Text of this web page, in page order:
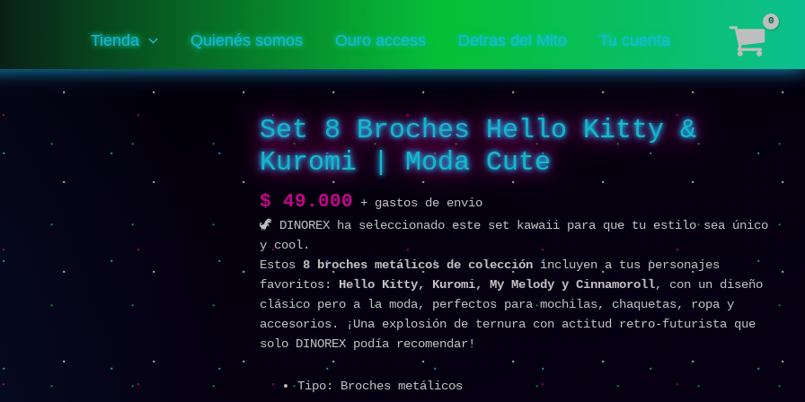
Tienda Quienés somos Ouro access Detras del Mito Tu cuenta
Set 8 Broches Hello Kitty &
Kuromi | Moda Cute
$ 49.000 + gastos de envio
🦖 DINOREX ha seleccionado este set kawaii para que tu estilo sea único
y cool.
Estos 8 broches metálicos de colecciónincluyen a tus personajes
favoritos: Hello Kitty, Kuromi, My Melody y Cinnamoroll, con un diseño
clásico pero a la moda, perfectos para mochilas, chaquetas, ropa y
accesorios. ¡Una explosión de ternura con actitud retro-futurista que
solo DINOREX podía recomendar!
Tipo: Broches metálicos
Set
8
Broches
Kitty
&
Kuromi
|
Moda
Cute
cantidad
Kitty
Kuromi
Moda
Cute
cantidad